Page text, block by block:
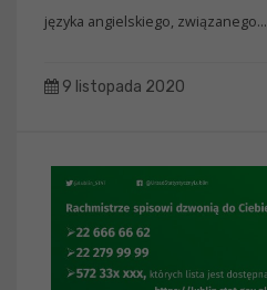
języka angielskiego, związanego...
9 listopada 2020